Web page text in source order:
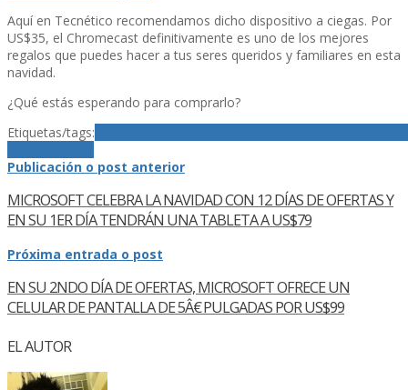
Aquí­ en Tecnético recomendamos dicho dispositivo a ciegas. Por
US$35, el Chromecast definitivamente es uno de los mejores
regalos que puedes hacer a tus seres queridos y familiares en esta
navidad.
¿Qué estás esperando para comprarlo?
Etiquetas/tags:
Publicación o post anterior
MICROSOFT CELEBRA LA NAVIDAD CON 12 DÍ­AS DE OFERTAS Y
EN SU 1ER DÍ­A TENDRÁN UNA TABLETA A US$79
Próxima entrada o post
EN SU 2NDO DÍ­A DE OFERTAS, MICROSOFT OFRECE UN
CELULAR DE PANTALLA DE 5Â€ PULGADAS POR US$99
EL AUTOR